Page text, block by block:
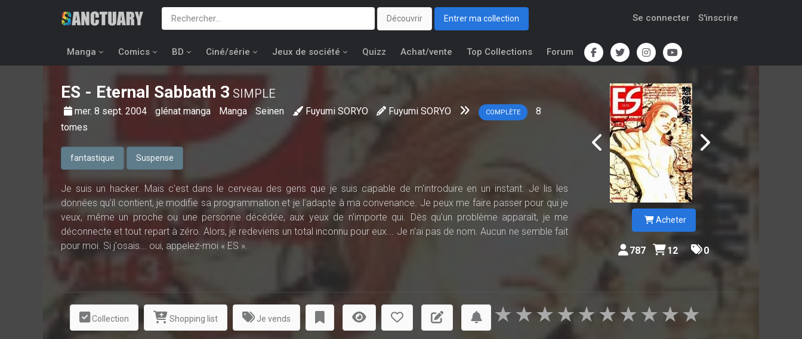
Découvrir Entrer ma collection Se connecter S'inscrire
Manga Comics BD Ciné/série Jeux de société Quizz Achat/vente Top Collections Forum
ES - Eternal Sabbath 3 SIMPLE
mer. 8 sept. 2004 glénat manga Manga Seinen Fuyumi SORYO Fuyumi SORYO COMPLÈTE
8
tomes
fantastique Suspense
Je suis un hacker. Mais c'est dans le cerveau des gens que je suis capable de m'introduire en un instant. Je lis les
données qu'il contient, je modifie sa programmation et je l'adapte à ma convenance. Je peux me faire passer pour qui je
veux, même un proche ou une personne décédée, aux yeux de n'importe qui. Dès qu'un problème apparaît, je me
déconnecte et tout repart à zéro. Alors, je redeviens un total inconnu pour eux... Je n'ai pas de nom. Aucun ne semble fait
pour moi. Si j'osais... oui, appelez-moi « ES ».
Acheter
787 12 0
Collection Shopping list Je vends ★
★
★
★
★
★
★
★
★
★